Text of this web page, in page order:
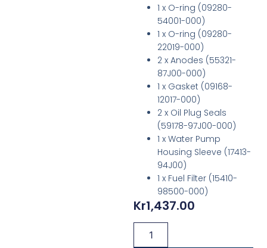
1 x O-ring (09280-
54001-000)
1 x O-ring (09280-
22019-000)
2 x Anodes (55321-
87J00-000)
1 x Gasket (09168-
12017-000)
2 x Oil Plug Seals
(59178-97J00-000)
1 x Water Pump
Housing Sleeve (17413-
94J00)
1 x Fuel Filter (15410-
98500-000)
Kr1,437.00